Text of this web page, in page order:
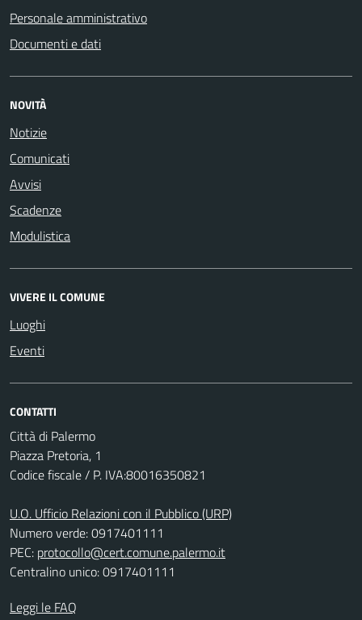
Personale amministrativo
Documenti e dati
NOVITÀ
Notizie
Comunicati
Avvisi
Scadenze
Modulistica
VIVERE IL COMUNE
Luoghi
Eventi
CONTATTI
Città di Palermo
Piazza Pretoria, 1
Codice fiscale / P. IVA:80016350821
U.O. Ufficio Relazioni con il Pubblico (URP)
Numero verde: 0917401111
PEC: protocollo@cert.comune.palermo.it
Centralino unico: 0917401111
Leggi le FAQ